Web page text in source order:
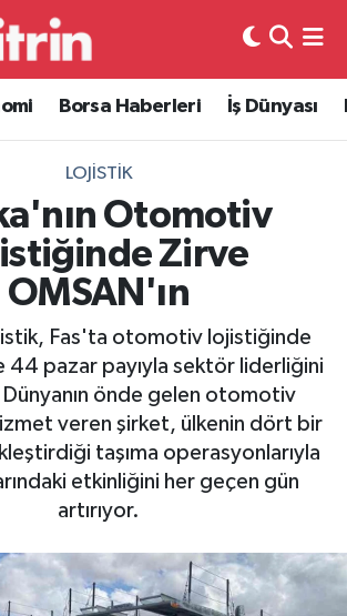
Borsa Haberleri İş Dünyası
LOJISTIK
Otomotiv
Zirve
OMSAN'ın
Fas'ta otomotiv lojistiğinde
44 pazar payıyla sektör liderliğini
önde gelen otomotiv
veren şirket, ülkenin dört bir
taşıma operasyonlarıyla
etkinliğini her geçen gün
artırıyor.
Durumu ve Fikstür
Haberleri